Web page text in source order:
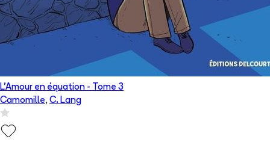
L'Amour en équation - Tome 3
Camomille, C. Lang